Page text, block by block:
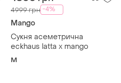
4800 грн
4999 грн -4%
Mango
Сукня асеметрична